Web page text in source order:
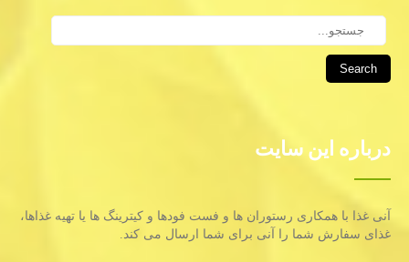
Search
درباره این سایت
آنی غذا با همكاری رستوران ها و فست فودها و كیترینگ ها یا تهیه غذاها،
غذای سفارش شما را آنی برای شما ارسال می كند.